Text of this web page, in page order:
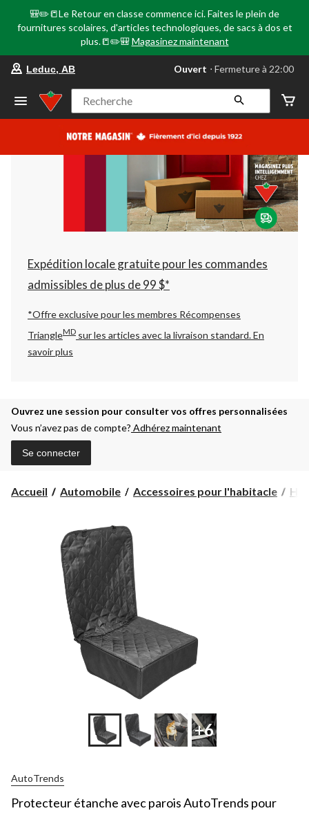
🎒✏️📒Le Retour en classe commence ici. Faites le plein de
fournitures scolaires, d'articles technologiques, de sacs à dos et
plus.📒✏️🎒 Magasinez maintenant
votre
préféré
Leduc,
AB,
courament
Fermeture
à
22:00
cliquer
pour
changer
Leduc, AB Ouvert ⋅ Fermeture à 22:00
Recherche
Expédition locale gratuite pour les commandes
admissibles de plus de 99 $*
*Offre exclusive pour les membres Récompenses
TriangleMD sur les articles avec la livraison standard.En
savoir plus
Ouvrez une session pour consulter vos offres personnalisées
Vous n’avez pas de compte? Adhérez maintenant
Se connecter
Accueil Automobile Accessoires pour l'habitacle
+6
AutoTrends
Protecteur étanche avec parois AutoTrends pour